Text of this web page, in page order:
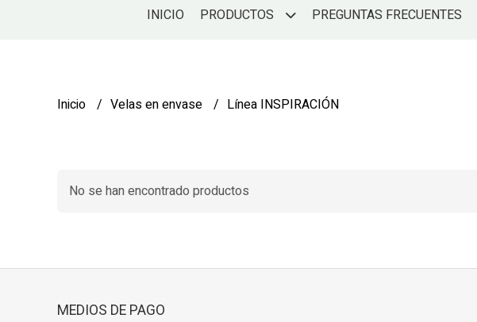
INICIO PRODUCTOS PREGUNTAS FRECUENTES
Inicio Velas en envase Línea INSPIRACIÓN
No se han encontrado productos
MEDIOS DE PAGO